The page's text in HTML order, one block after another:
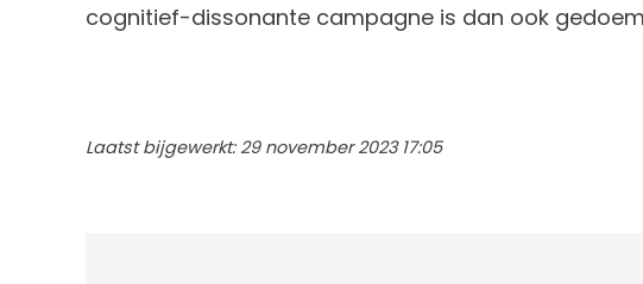
cognitief-dissonante campagne is dan ook
Laatst bijgewerkt: 29 november 2023 17:05